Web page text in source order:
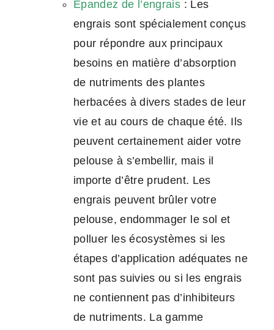
Épandez de l’engrais : Les
engrais sont spécialement conçus
pour répondre aux principaux
besoins en matière d’absorption
de nutriments des plantes
herbacées à divers stades de leur
vie et au cours de chaque été. Ils
peuvent certainement aider votre
pelouse à s’embellir, mais il
importe d’être prudent. Les
engrais peuvent brûler votre
pelouse, endommager le sol et
polluer les écosystèmes si les
étapes d’application adéquates ne
sont pas suivies ou si les engrais
ne contiennent pas d’inhibiteurs
de nutriments. La gamme